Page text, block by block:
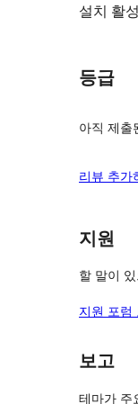
설치 활
등급
아직 제출
리뷰 추가
지원
할 말이
지원 포럼
보고
테마가 주